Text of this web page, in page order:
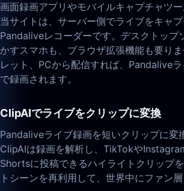
画面録画アプリやモバイルキャプチャツー
当サイトは、サーバー側でライブをキャ
Pandaliveレコーダーです。デスクトップ
かすスマホも、ブラウザ拡張機能も要り
レット、PCから配信すれば、Pandalive
で録画されます。
ClipAIでライブをクリップに変換
Pandaliveライブ録画を短いクリップに変
ClipAIは録画を解析し、TikTokや
Shortsに投稿できるハイライトクリップ
トシーンを再利用して、世界中にファン層